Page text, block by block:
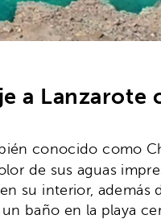
a Lanzarote
conocido como
de sus aguas
su interior, además
baño en la playa